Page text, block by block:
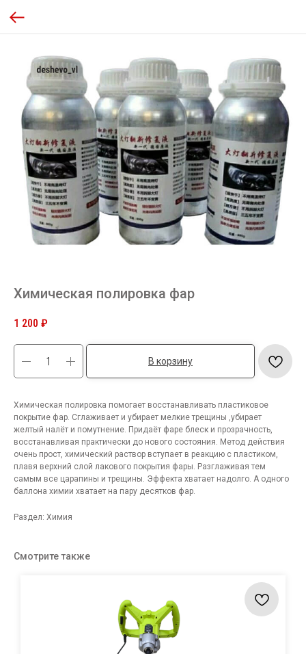
Химическая полировка фар
1 200 ₽
В корзину
Химическая полировка помогает восстанавливать пластиковое
покрытие фар. Сглаживает и убирает мелкие трещины ,убирает
желтый налёт и помутнение. Придаёт фаре блеск и прозрачность,
восстанавливая практически до нового состояния. Метод действия
очень прост, химический раствор вступает в реакцию с пластиком,
плавя верхний слой лакового покрытия фары. Разглаживая тем
самым все царапины и трещины. Эффекта хватает надолго. А одного
баллона химии хватает на пару десятков фар.
Раздел: Химия
Смотрите также